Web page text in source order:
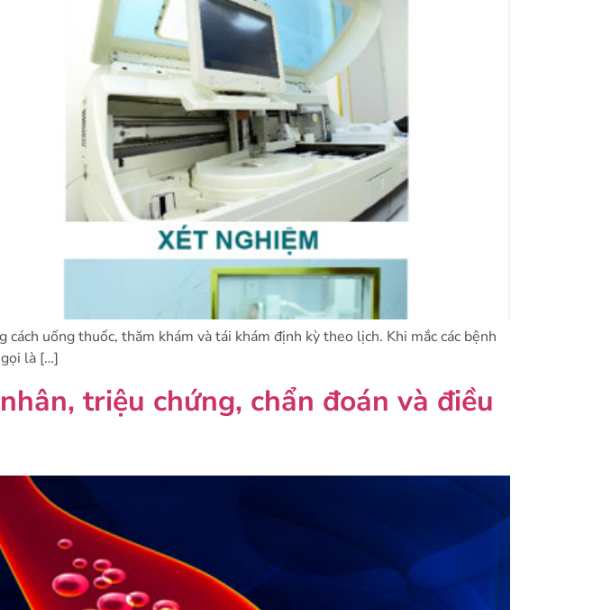
uống thuốc, thăm khám và tái khám định kỳ theo lịch. Khi mắc các bệnh
là […]
triệu chứng, chẩn đoán và điều